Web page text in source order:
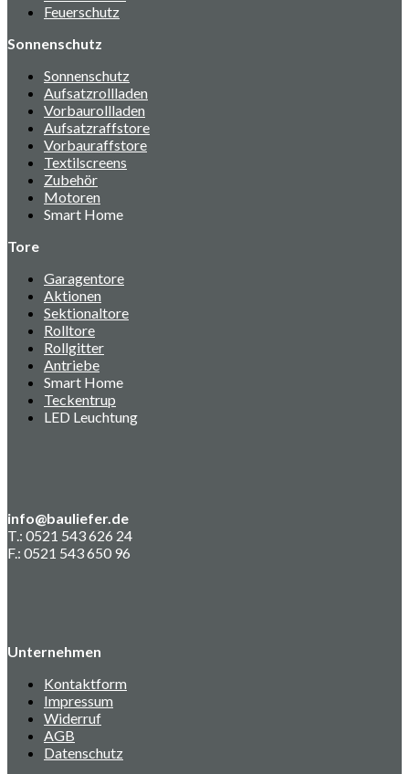
Feuerschutz
Sonnenschutz
Sonnenschutz
Aufsatzrollladen
Vorbaurollladen
Aufsatzraffstore
Vorbauraffstore
Textilscreens
Zubehör
Motoren
Smart Home
Tore
Garagentore
Aktionen
Sektionaltore
Rolltore
Rollgitter
Antriebe
Smart Home
Teckentrup
LED Leuchtung
info@bauliefer.de
T.: 0521 543 626 24
F.: 0521 543 650 96
Unternehmen
Kontaktform
Impressum
Widerruf
AGB
Datenschutz